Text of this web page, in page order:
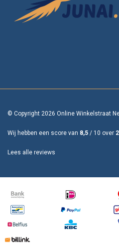
© Copyright 2026 Online Winkelstraat
Wij hebben een score van 8,5 / 10 over
Lees alle reviews